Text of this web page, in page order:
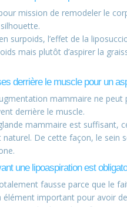
mission de remodeler le
surpoids, l’effet de la
mais plutôt d’aspirer la
derrière le muscle pour un
mammaire ne
derrière le muscle.
mammaire est suffisant,
De cette façon, le sein
une lipoaspiration est
fausse parce que le
élément important pour avoir